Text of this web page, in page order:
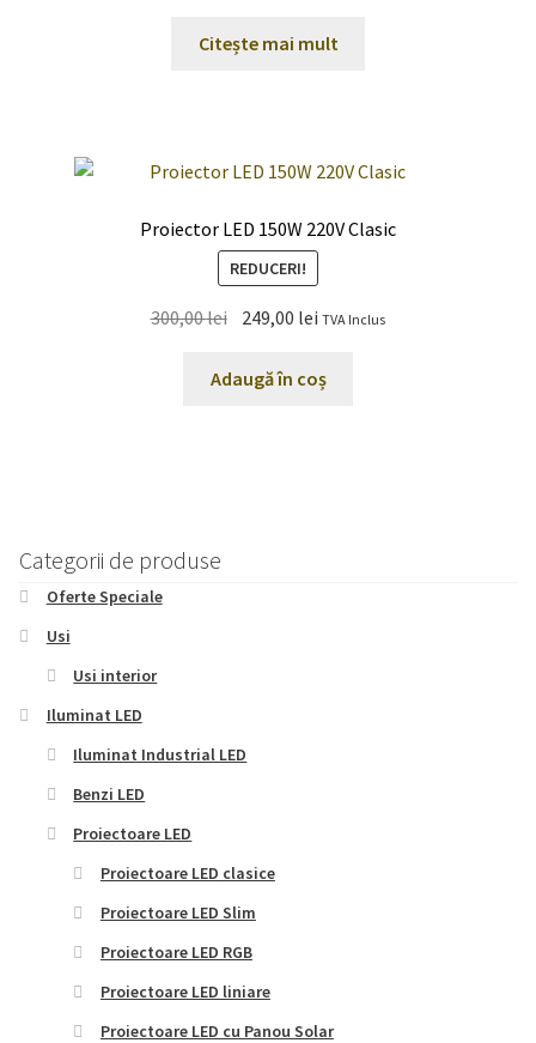
Citește mai mult
Proiector LED 150W 220V Clasic
REDUCERI!
300,00lei Prețul
a
249,00 lei Prețul
este:
TVA Inclus
Adaugă în coș
Categorii de produse
Oferte Speciale
Usi
Usi interior
Iluminat LED
Iluminat Industrial LED
Benzi LED
Proiectoare LED
Proiectoare LED clasice
Proiectoare LED Slim
Proiectoare LED RGB
Proiectoare LED liniare
Proiectoare LED cu Panou Solar